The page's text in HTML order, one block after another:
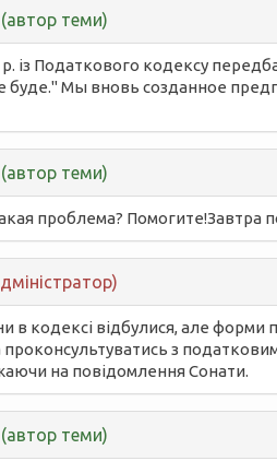
теми)
р. із Податкового кодексу
буде." Мы вновь созданное
теми)
проблема? Помогите!Завтра
в кодексі відбулися, але форми
з
на повідомлення Сонати.
теми)